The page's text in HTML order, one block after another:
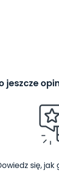
jeszcze
się,